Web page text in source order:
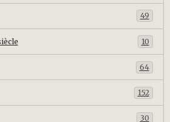
49
10
64
152
30